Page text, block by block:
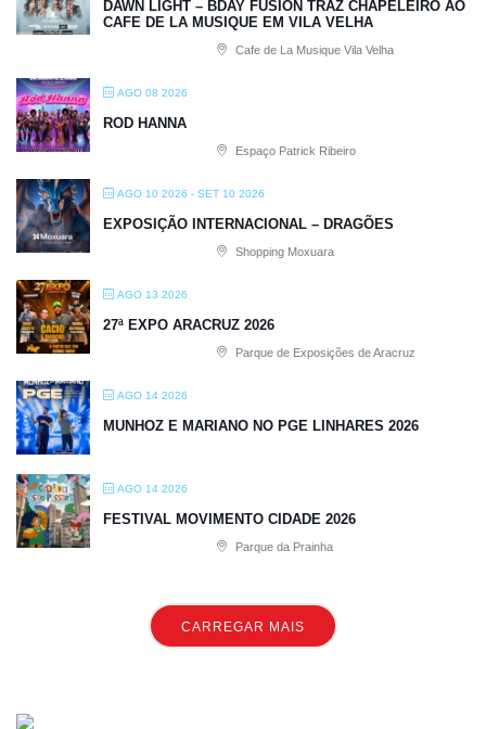
DAWN LIGHT – BDAY FUSION TRAZ CHAPELEIRO AO
CAFE DE LA MUSIQUE EM VILA VELHA
Cafe de La Musique Vila Velha
AGO 08 2026
ROD HANNA
Espaço Patrick Ribeiro
AGO 10 2026 - SET 10 2026
EXPOSIÇÃO INTERNACIONAL – DRAGÕES
Shopping Moxuara
AGO 13 2026
27ª EXPO ARACRUZ 2026
Parque de Exposições de Aracruz
AGO 14 2026
MUNHOZ E MARIANO NO PGE LINHARES 2026
AGO 14 2026
FESTIVAL MOVIMENTO CIDADE 2026
Parque da Prainha
CARREGAR MAIS